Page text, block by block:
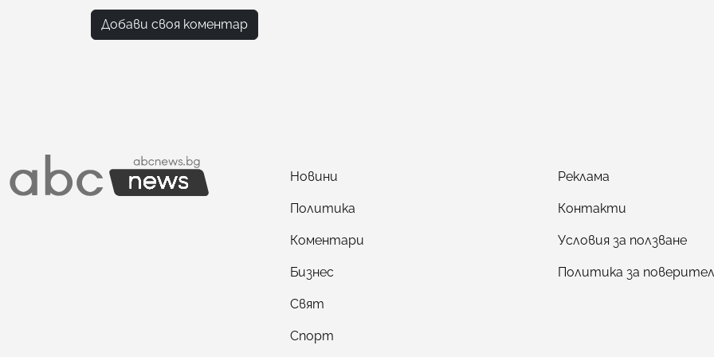
Добави своя коментар
Новини
Политика
Коментари
Бизнес
Свят
Спорт
Реклама
Контакти
Условия за ползване
Политика за